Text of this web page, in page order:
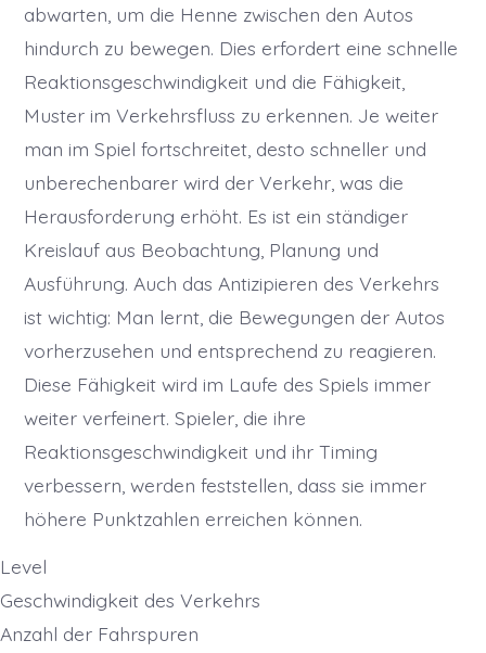
abwarten, um die Henne zwischen den Autos
hindurch zu bewegen. Dies erfordert eine schnelle
Reaktionsgeschwindigkeit und die Fähigkeit,
Muster im Verkehrsfluss zu erkennen. Je weiter
man im Spiel fortschreitet, desto schneller und
unberechenbarer wird der Verkehr, was die
Herausforderung erhöht. Es ist ein ständiger
Kreislauf aus Beobachtung, Planung und
Ausführung. Auch das Antizipieren des Verkehrs
ist wichtig: Man lernt, die Bewegungen der Autos
vorherzusehen und entsprechend zu reagieren.
Diese Fähigkeit wird im Laufe des Spiels immer
weiter verfeinert. Spieler, die ihre
Reaktionsgeschwindigkeit und ihr Timing
verbessern, werden feststellen, dass sie immer
höhere Punktzahlen erreichen können.
Level
Geschwindigkeit des Verkehrs
Anzahl der Fahrspuren